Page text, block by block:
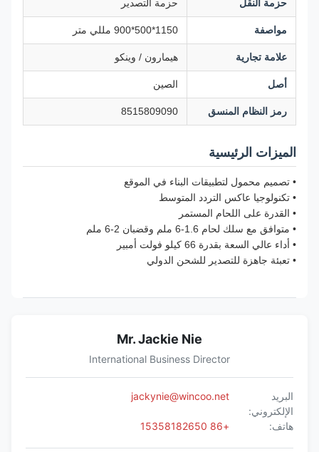
حزمة النقل حزمة التصدير
مواصفة 1150*500*900 مللي متر
علامة تجارية هيمارون / وينكو
أصل الصين
رمز النظام المنسق 8515809090
الميزات الرئيسية
• تصميم محمول لتطبيقات البناء في الموقع
• تكنولوجيا عاكس التردد المتوسط
• القدرة على اللحام المستمر
• متوافق مع سلك لحام 1.6-6 ملم وقضبان 2-6 ملم
• أداء عالي السعة بقدرة 66 كيلو فولت أمبير
• تعبئة جاهزة للتصدير للشحن الدولي
Mr. Jackie Nie
International Business Director
البريد
الإلكتروني:
jackynie@wincoo.net
هاتف: +86 15358182650